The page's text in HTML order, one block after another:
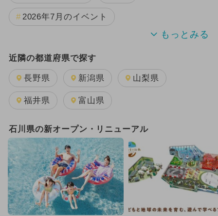
2026年7月のイベント
夏休み 2024年のイベント
2026年8月のイベント
2025年11月のイベント
2025年12月のイベント
GW(ゴールデンウィーク)
2026年1月のイベント
2025年3月のイベント
近隣の都道府県で探す
長野県 新潟県 山梨県
福井県 富山県
石川県の新オープン・リニューアル